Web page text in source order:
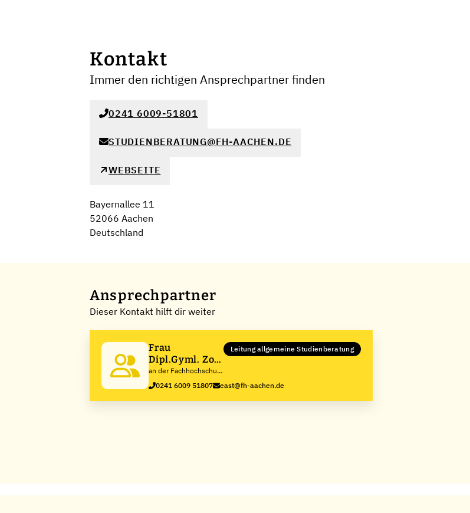
Kontakt
Immer den richtigen Ansprechpartner finden
0241 6009-51801
STUDIENBERATUNG@FH-AACHEN.DE
WEBSEITE
Bayernallee 11
52066 Aachen
Deutschland
Ansprechpartner
Dieser Kontakt hilft dir weiter
Frau
Dipl.Gyml. Zoe
East
an der Fachhochschule
Aachen
Leitung allgemeine Studienberatung
0241 6009 51807 east@fh-aachen.de